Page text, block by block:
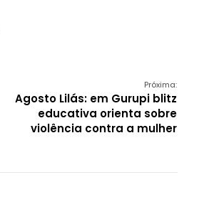
Próxima:
Agosto Lilás: em Gurupi blitz
educativa orienta sobre
violência contra a mulher